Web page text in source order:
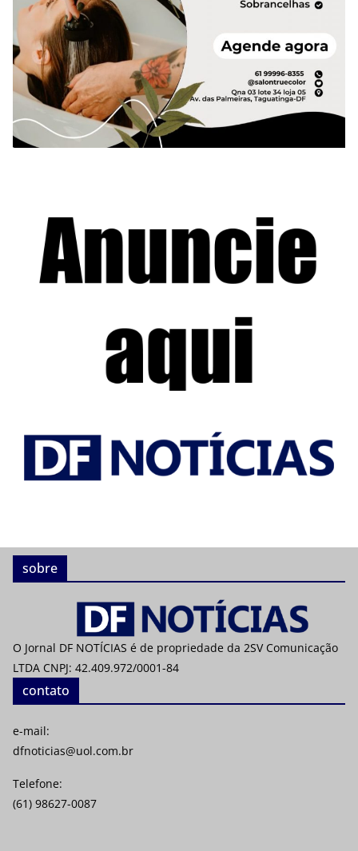
sobre
O Jornal DF NOTÍCIAS é de propriedade da 2SV Comunicação
LTDA CNPJ: 42.409.972/0001-84
contato
e-mail:
dfnoticias@uol.com.br
Telefone:
(61) 98627-0087